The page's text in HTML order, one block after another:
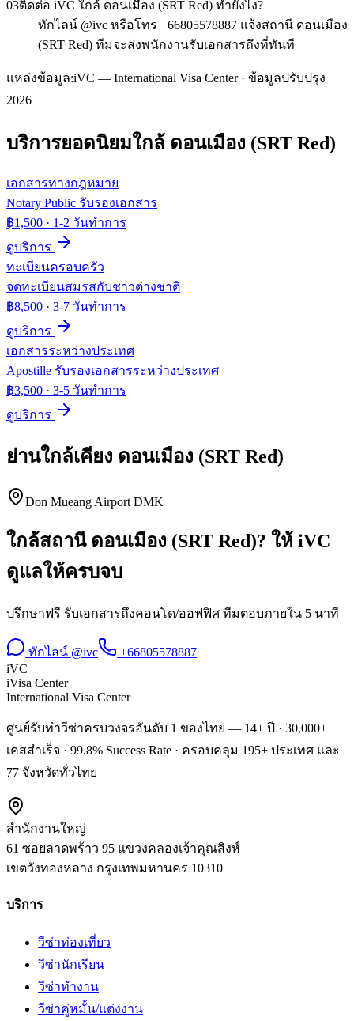
03ติดต่อ iVC ใกล้ ดอนเมือง (SRT Red) ทำยังไง?
ทักไลน์ @ivc หรือโทร +66805578887 แจ้งสถานี ดอนเมือง
(SRT Red) ทีมจะส่งพนักงานรับเอกสารถึงที่ทันที
แหล่งข้อมูล:iVC — International Visa Center · ข้อมูลปรับปรุง
2026
บริการยอดนิยมใกล้ ดอนเมือง (SRT Red)
เอกสารทางกฎหมาย
Notary Public รับรองเอกสาร
฿1,500 · 1-2 วันทำการ
ดูบริการ
ทะเบียนครอบครัว
จดทะเบียนสมรสกับชาวต่างชาติ
฿8,500 · 3-7 วันทำการ
ดูบริการ
เอกสารระหว่างประเทศ
Apostille รับรองเอกสารระหว่างประเทศ
฿3,500 · 3-5 วันทำการ
ดูบริการ
ย่านใกล้เคียง ดอนเมือง (SRT Red)
Don Mueang Airport DMK
ใกล้สถานี ดอนเมือง (SRT Red)? ให้ iVC
ดูแลให้ครบจบ
ปรึกษาฟรี รับเอกสารถึงคอนโด/ออฟฟิศ ทีมตอบภายใน 5 นาที
ทักไลน์ @ivc
+66805578887
iVC
iVisa Center
International Visa Center
ศูนย์รับทำวีซ่าครบวงจรอันดับ 1 ของไทย — 14+ ปี · 30,000+
เคสสำเร็จ · 99.8% Success Rate · ครอบคลุม 195+ ประเทศ และ
77 จังหวัดทั่วไทย
สำนักงานใหญ่
61 ซอยลาดพร้าว 95 แขวงคลองเจ้าคุณสิงห์
เขตวังทองหลาง กรุงเทพมหานคร 10310
บริการ
วีซ่าท่องเที่ยว
วีซ่านักเรียน
วีซ่าทำงาน
วีซ่าคู่หมั้น/แต่งงาน